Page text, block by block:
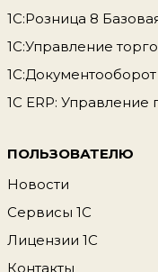
1С:Розница 8
1С:Управление
1С ERP:
ПОЛЬЗОВАТЕЛЮ
Новости
Сервисы 1С
Лицензии 1С
Контакты